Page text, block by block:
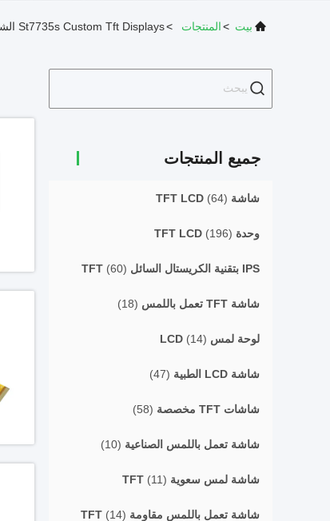
بيت >المنتجات >St7735s Custom Tft Displays الشركة المصنعة عبر الإنترنت
جميع المنتجات
شاشة TFT LCD (64)
وحدة TFT LCD (196)
IPS بتقنية الكريستال السائل TFT (60)
شاشة TFT تعمل باللمس (18)
لوحة لمس LCD (14)
شاشة LCD الطبية (47)
شاشات TFT مخصصة (58)
شاشة تعمل باللمس الصناعية (10)
شاشة لمس سعوية TFT (11)
شاشة تعمل باللمس مقاومة TFT (14)